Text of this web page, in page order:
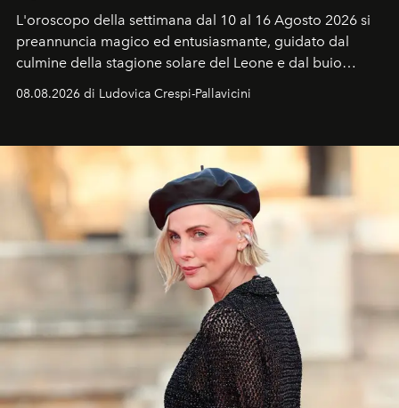
L'oroscopo della settimana dal 10 al 16 Agosto 2026 si
preannuncia magico ed entusiasmante, guidato dal
culmine della stagione solare del Leone e dal buio
ideale per la notte delle Perseidi.
08.08.2026 di Ludovica Crespi-Pallavicini